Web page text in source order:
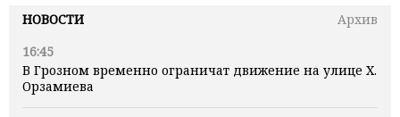
НОВОСТИ
Архив
16:45
В Грозном временно ограничат движение на улице Х.
Орзамиева